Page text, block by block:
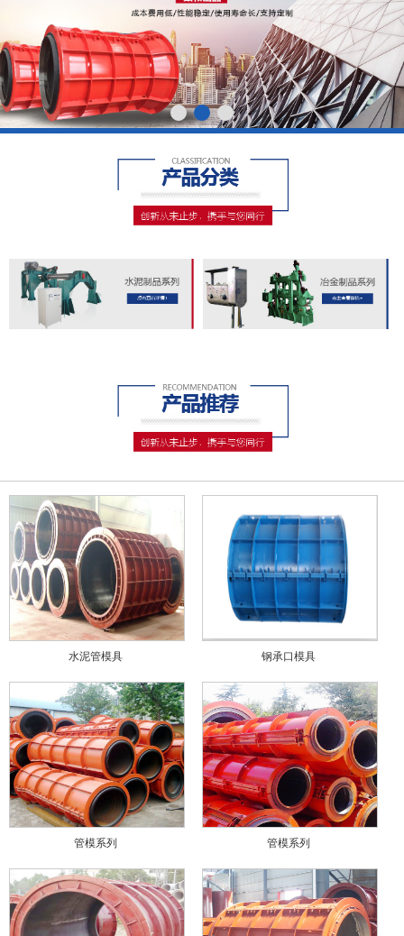
水泥管模具 钢承口模具
管模系列 管模系列